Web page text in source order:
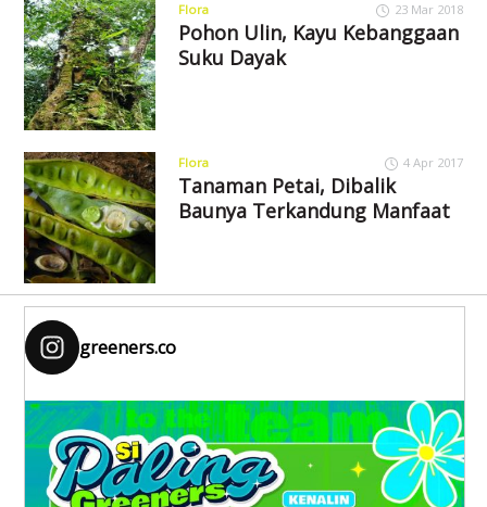
Flora 23 Mar 2018
Pohon Ulin, Kayu Kebanggaan
Suku Dayak
Flora 4 Apr 2017
Tanaman Petai, Dibalik
Baunya Terkandung Manfaat
greeners.co